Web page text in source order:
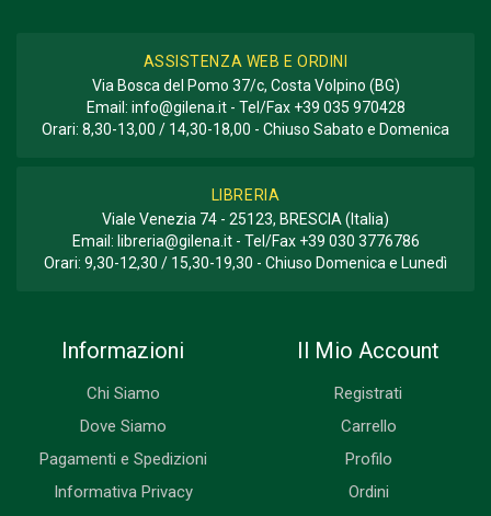
Corse; AutobiografiaASSISTENZA WEB E ORDINI
Via Bosca del Pomo 37/c, Costa Volpino (BG)
Email: info@gilena.it- Tel/Fax +39 035 970428
Orari: 8,30-13,00 / 14,30-18,00 - Chiuso Sabato e Domenica
LIBRERIA
Viale Venezia 74 - 25123, BRESCIA (Italia)
Email: libreria@gilena.it- Tel/Fax +39 030 3776786
Orari: 9,30-12,30 / 15,30-19,30 - Chiuso Domenica e Lunedì
Informazioni
Chi Siamo
Dove Siamo
Pagamenti e Spedizioni
Informativa Privacy
Il Mio Account
Registrati
Carrello
Profilo
Ordini